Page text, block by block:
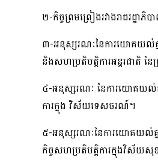
២-​កិច្ចព្រមព្រៀង​រវាង​រាជរដ្ឋា
៣-​អនុស្សរណៈ​នៃ​ការយោគយល់​គ្ន
និង​សហប្រតិបត្តិការ​អន្តរជាតិ នៃ​
៤-​អនុស្សរណៈ ​នៃ​ការយោគយល់​គ្ន
ការ​ក្នុង វិស័យ​ទេសចរណ៍​។​
៥-​អនុស្សរណៈ​នៃ​ការយោគយល់​គ្ន
កិច្ចសហប្រតិបត្តិការ​ក្នុង​វិស័យ​